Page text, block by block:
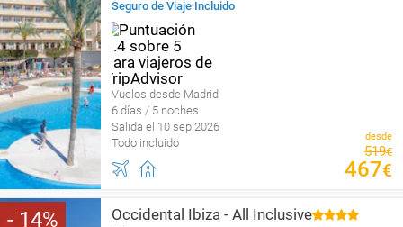
Seguro de Viaje Incluido
Vuelos desde Madrid
6 días / 5 noches
Salida el 10 sep 2026
Todo incluido
desde
519€
467€
14 Occidental Ibiza - All Inclusive